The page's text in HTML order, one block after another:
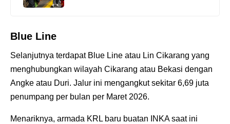
Blue Line
Selanjutnya terdapat Blue Line atau Lin Cikarang yang
menghubungkan wilayah Cikarang atau Bekasi dengan
Angke atau Duri. Jalur ini mengangkut sekitar 6,69 juta
penumpang per bulan per Maret 2026.
Menariknya, armada KRL baru buatan INKA saat ini